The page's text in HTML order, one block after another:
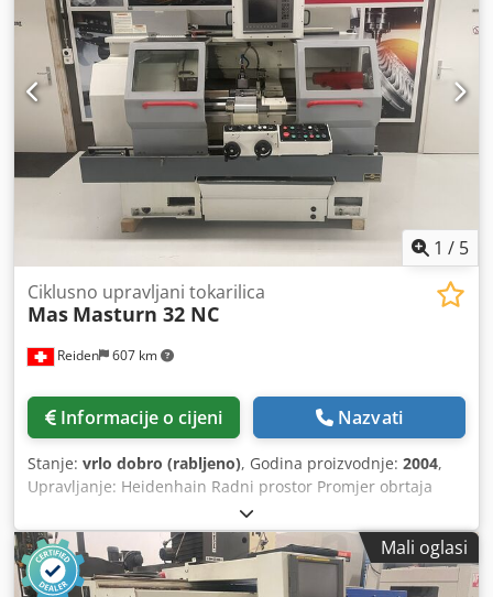
1 / 5
Reiden 607 km
Ciklusno upravljani tokarilica
Mas Masturn 32 NC
Informacije o cijeni Nazvati
Stanje: vrlo dobro (rabljeno), Godina proizvodnje: 2004,
Upravljanje: Heidenhain Radni prostor Promjer obrtaja
preko kreveta: 320 mm Crsdpszdp Txsfx Aclsf Promjer
obrtaja preko suporta: 150 mm Razmak između vrhova: 800
mm Radno vreteno Prihvat vretena prema DIN 55027: B6
Provrt vretena: 50 mm Metrični konus vretena: 60 Glavni
Mali oglasi